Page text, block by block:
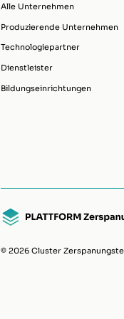
Alle Unternehmen
Produzierende Unternehmen
Technologiepartner
Dienstleister
Bildungseinrichtungen
© 2026 Cluster